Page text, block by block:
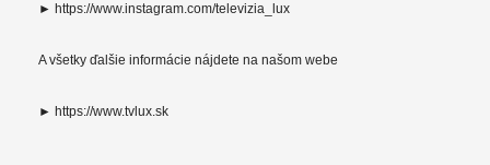
► https://www.instagram.com/televizia_lux
A všetky ďalšie informácie nájdete na našom webe
► https://www.tvlux.sk